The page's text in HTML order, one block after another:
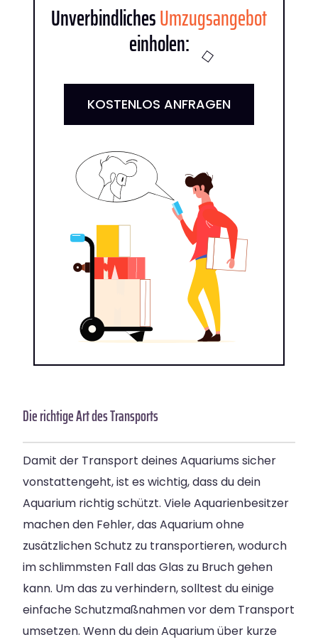
UnverbindlichesUmzugsangebot
einholen:
KOSTENLOS ANFRAGEN
Die richtige Art des Transports
Damit der Transport deines Aquariums sicher
vonstattengeht, ist es wichtig, dass du dein
Aquarium richtig schützt. Viele Aquarienbesitzer
machen den Fehler, das Aquarium ohne
zusätzlichen Schutz zu transportieren, wodurch
im schlimmsten Fall das Glas zu Bruch gehen
kann. Um das zu verhindern, solltest du einige
einfache Schutzmaßnahmen vor dem Transport
umsetzen. Wenn du dein Aquarium über kurze